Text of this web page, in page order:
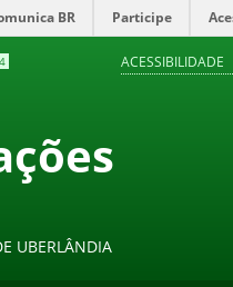
BR Participe
4 ACESSIBILIDADE
UBERLÂNDIA